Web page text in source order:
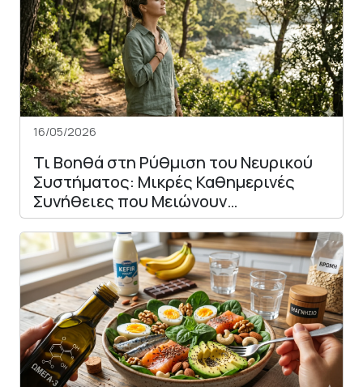
16/05/2026
Τι Βοηθά στη Ρύθμιση του Νευρικού
Συστήματος: Μικρές Καθημερινές
Συνήθειες που Μειώνουν…